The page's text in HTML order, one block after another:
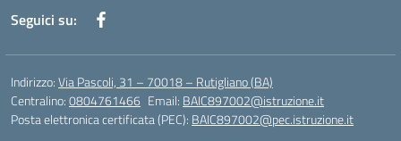
Seguici su:
Indirizzo:Via Pascoli, 31 – 70018 – Rutigliano (BA)
Centralino:0804761466 Email: BAIC897002@istruzione.it
Posta elettronica certificata (PEC): BAIC897002@pec.istruzione.it